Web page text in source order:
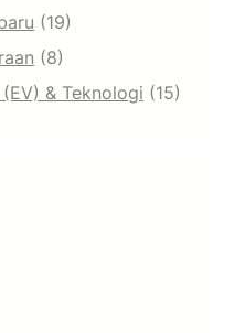
(19)
(8)
& Teknologi (15)